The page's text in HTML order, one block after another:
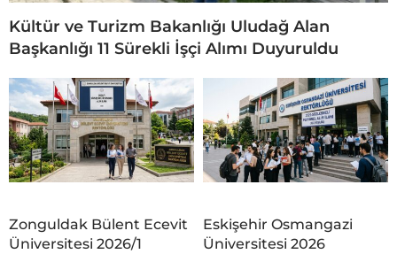
Kültür ve Turizm Bakanlığı Uludağ Alan
Başkanlığı 11 Sürekli İşçi Alımı Duyuruldu
Zonguldak Bülent Ecevit
Üniversitesi 2026/1
Eskişehir Osmangazi
Üniversitesi 2026